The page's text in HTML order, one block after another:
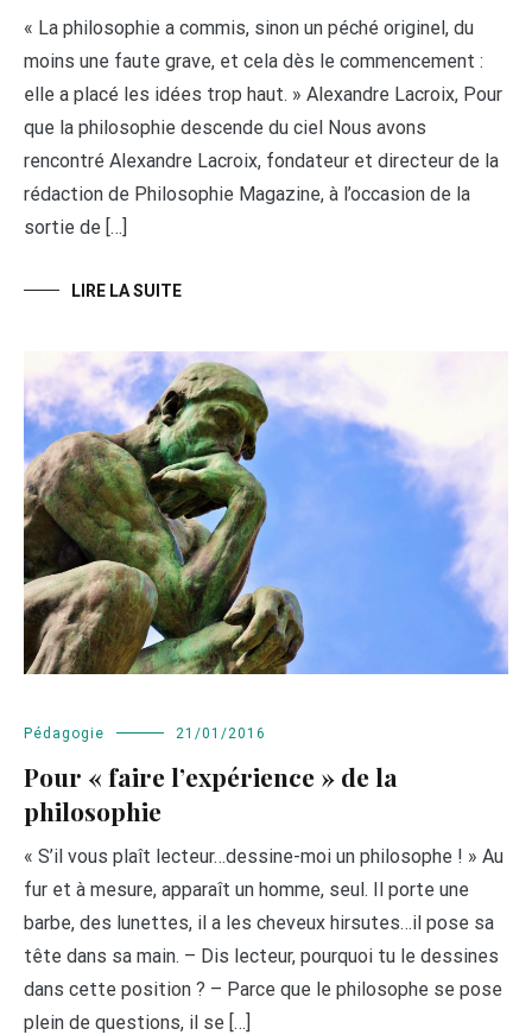
« La philosophie a commis, sinon un péché originel, du
moins une faute grave, et cela dès le commencement :
elle a placé les idées trop haut. » Alexandre Lacroix, Pour
que la philosophie descende du ciel Nous avons
rencontré Alexandre Lacroix, fondateur et directeur de la
rédaction de Philosophie Magazine, à l’occasion de la
sortie de […]
LIRE LA SUITE
Pédagogie 21/01/2016
Pour « faire l’expérience » de la
philosophie
« S’il vous plaît lecteur…dessine-moi un philosophe ! » Au
fur et à mesure, apparaît un homme, seul. Il porte une
barbe, des lunettes, il a les cheveux hirsutes…il pose sa
tête dans sa main. – Dis lecteur, pourquoi tu le dessines
dans cette position ? – Parce que le philosophe se pose
plein de questions, il se […]